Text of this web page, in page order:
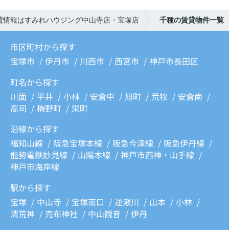
情報はすみれハウジング中山寺店・宝塚店 千種の賃貸物件一覧
市区町村から探す
宝塚市
伊丹市 川西市 西宮市
神戸市長田区
町名から探す
川面
平井 小林 安倉中 旭町 荒牧
安倉南
高司
梅野町
栄町
沿線から探す
福知山線
阪急宝塚本線 阪急今津線
阪急伊丹線
能勢電鉄妙見線
山陽本線
神戸市西神・山手線
神戸市海岸線
駅から探す
宝塚
中山寺 宝塚南口 逆瀬川 山本
小林
清荒神
売布神社 中山観音 伊丹